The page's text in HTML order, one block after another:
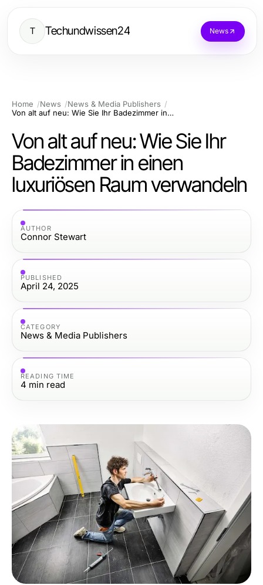
T Techundwissen24 News
Home News
News & Media Publishers
Von alt auf neu: Wie Sie Ihr Badezimmer in einen luxuriösen Raum verwandeln
Von alt auf neu: Wie Sie Ihr
Badezimmer in einen
luxuriösen Raum verwandeln
AUTHOR
Connor Stewart
PUBLISHED
April 24, 2025
CATEGORY
News & Media Publishers
READING TIME
4 min read